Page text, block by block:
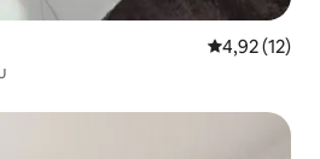
Prosječna
4,92 (12)